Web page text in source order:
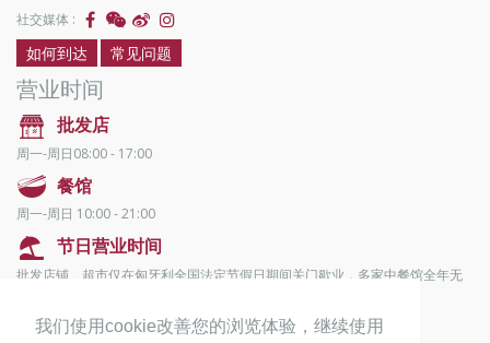
我们使用cookie改善您的浏览体验，继续使用
社交媒体 :
如何到达 常见问题
营业时间
批发店
周一-周日08:00 - 17:00
餐馆
周一-周日 10:00 - 21:00
节日营业时间
批发店铺、超市仅在匈牙利全国法定节假日期间关门歇业，多家中餐馆全年无